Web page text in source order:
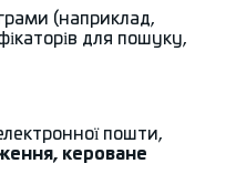
(наприклад,
для пошуку,
пошти,
кероване